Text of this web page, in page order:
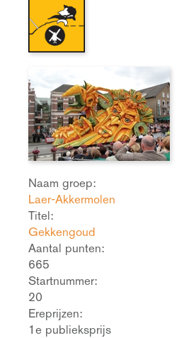
Naam groep:
Laer-Akkermolen
Titel:
Gekkengoud
Aantal punten:
665
Startnummer:
20
Ereprijzen:
1e publieksprijs